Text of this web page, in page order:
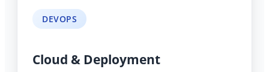
DEVOPS
Cloud & Deployment